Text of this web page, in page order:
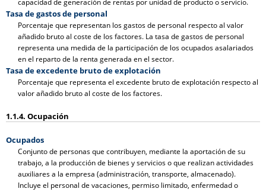
capacidad de generación de rentas por unidad de producto o servicio.
Tasa de gastos de personal
Porcentaje que representan los gastos de personal respecto al valor
añadido bruto al coste de los factores. La tasa de gastos de personal
representa una medida de la participación de los ocupados asalariados
en el reparto de la renta generada en el sector.
Tasa de excedente bruto de explotación
Porcentaje que representa el excedente bruto de explotación respecto al
valor añadido bruto al coste de los factores.
1.1.4. Ocupación
Ocupados
Conjunto de personas que contribuyen, mediante la aportación de su
trabajo, a la producción de bienes y servicios o que realizan actividades
auxiliares a la empresa (administración, transporte, almacenado).
Incluye el personal de vacaciones, permiso limitado, enfermedad o